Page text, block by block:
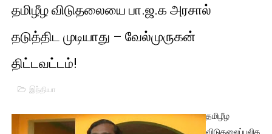
பாலச்சந்திரன் மற்றும் தன்னிடம் படித்த மாணவர்கள் தொடர்பில்
பிரிட்டனால் கடத்தப்படும் நிலையில் இலங்கைத் தமிழ்
தடுப்பூசியை பெற்றுக் கொள்ளக் கூடிய இடங்கள்...
தமிழீழ விடுதலையை பா.ஜ.க அரசால்
தடுத்திட முடியாது – வேல்முருகன்
திட்டவட்டம்!
இந்தியா
தமிழீழ
விடுதலைப்புலிக